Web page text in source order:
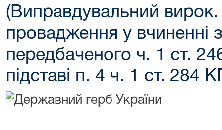
(Виправдувальний
провадження у вчиненні
передбаченого ч. 1 ст.
підставі п. 4 ч. 1 ст. 284